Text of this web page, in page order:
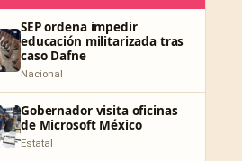
SEP ordena impedir
educación militarizada tras
caso Dafne
Nacional
Gobernador visita oficinas
de Microsoft México
Estatal